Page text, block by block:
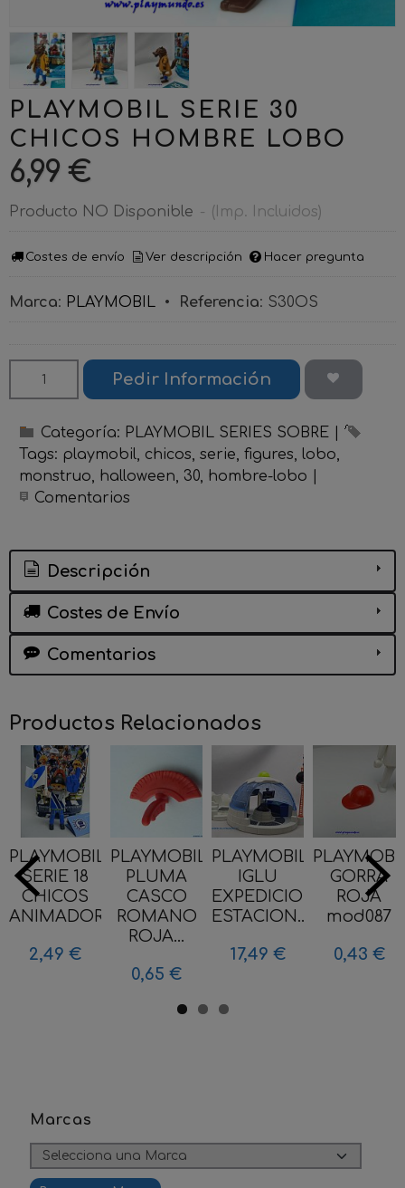
Marcas
PLAYMOBIL SERIE 30
CHICOS HOMBRE LOBO
6,99 €
Producto NO Disponible - (Imp. Incluidos)
Costes de envío Ver descripción Hacer pregunta
Marca: PLAYMOBIL • Referencia: S30OS
Pedir Información
Categoría: PLAYMOBIL SERIES SOBRE
Tags: playmobil chicos serie figures
lobo
monstruo
halloween 30 hombre-lobo
Comentarios
Descripción
Costes de Envío
Comentarios
Productos Relacionados
PLAYMOBIL
SERIE 18
CHICOS
ANIMADOR...
2,49 €
PLAYMOBIL
PLUMA
CASCO
ROMANO
ROJA...
0,65 €
PLAYMOBIL
IGLU
EXPEDICION
ESTACION...
17,49 €
GORRA
ROJA
mod087
0,43 €